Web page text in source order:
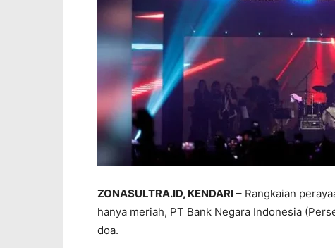
ZONASULTRA.ID, KENDARI – Rangkaian
hanya meriah, PT Bank Negara Indonesia
doa.